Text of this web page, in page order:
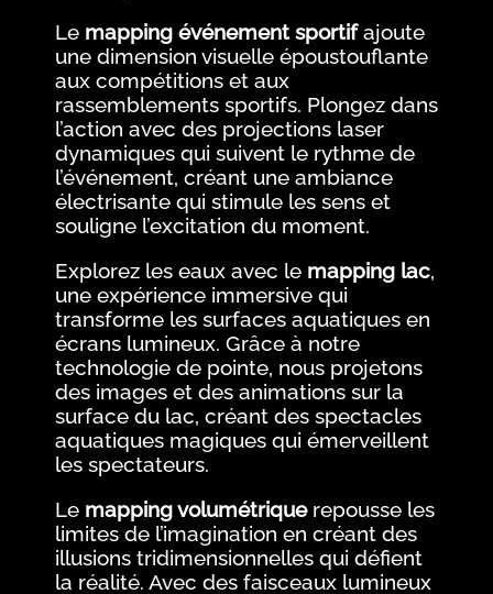
Le mapping événement sportifajoute
une dimension visuelle époustouflante
aux compétitions et aux
rassemblements sportifs. Plongez dans
l’action avec des projections laser
dynamiques qui suivent le rythme de
l’événement, créant une ambiance
électrisante qui stimule les sens et
souligne l’excitation du moment.
Explorez les eaux avec le mapping lac,
une expérience immersive qui
transforme les surfaces aquatiques en
écrans lumineux. Grâce à notre
technologie de pointe, nous projetons
des images et des animations sur la
surface du lac, créant des spectacles
aquatiques magiques qui émerveillent
les spectateurs.
Le mapping volumétriquerepousse les
limites de l’imagination en créant des
illusions tridimensionnelles qui défient
la réalité. Avec des faisceaux lumineux